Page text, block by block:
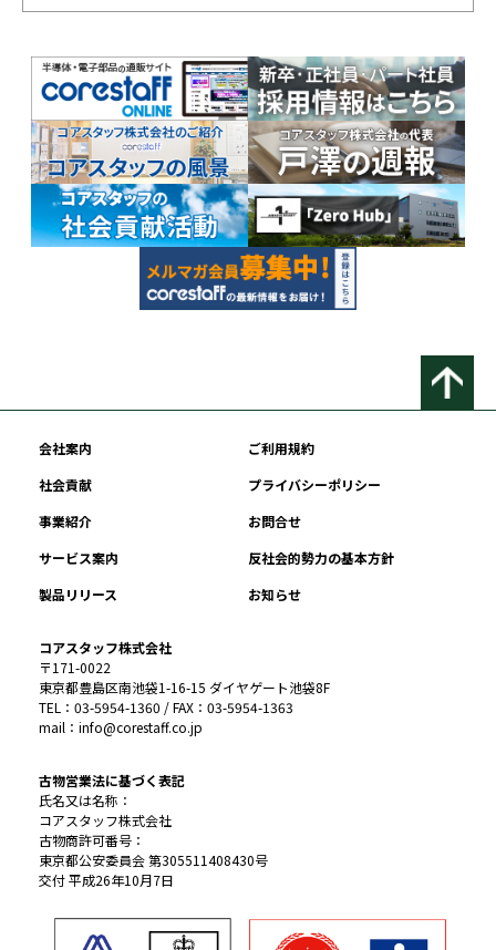
会社案内
ご利用規約
社会貢献
プライバシーポリシー
事業紹介
お問合せ
サービス案内
反社会的勢力の基本方針
製品リリース
お知らせ
コアスタッフ株式会社
〒171-0022
東京都豊島区南池袋1-16-15 ダイヤゲート池袋8F
TEL：03-5954-1360 / FAX：03-5954-1363
mail：info@corestaff.co.jp
古物営業法に基づく表記
氏名又は名称：
コアスタッフ株式会社
古物商許可番号：
東京都公安委員会 第305511408430号
交付 平成26年10月7日